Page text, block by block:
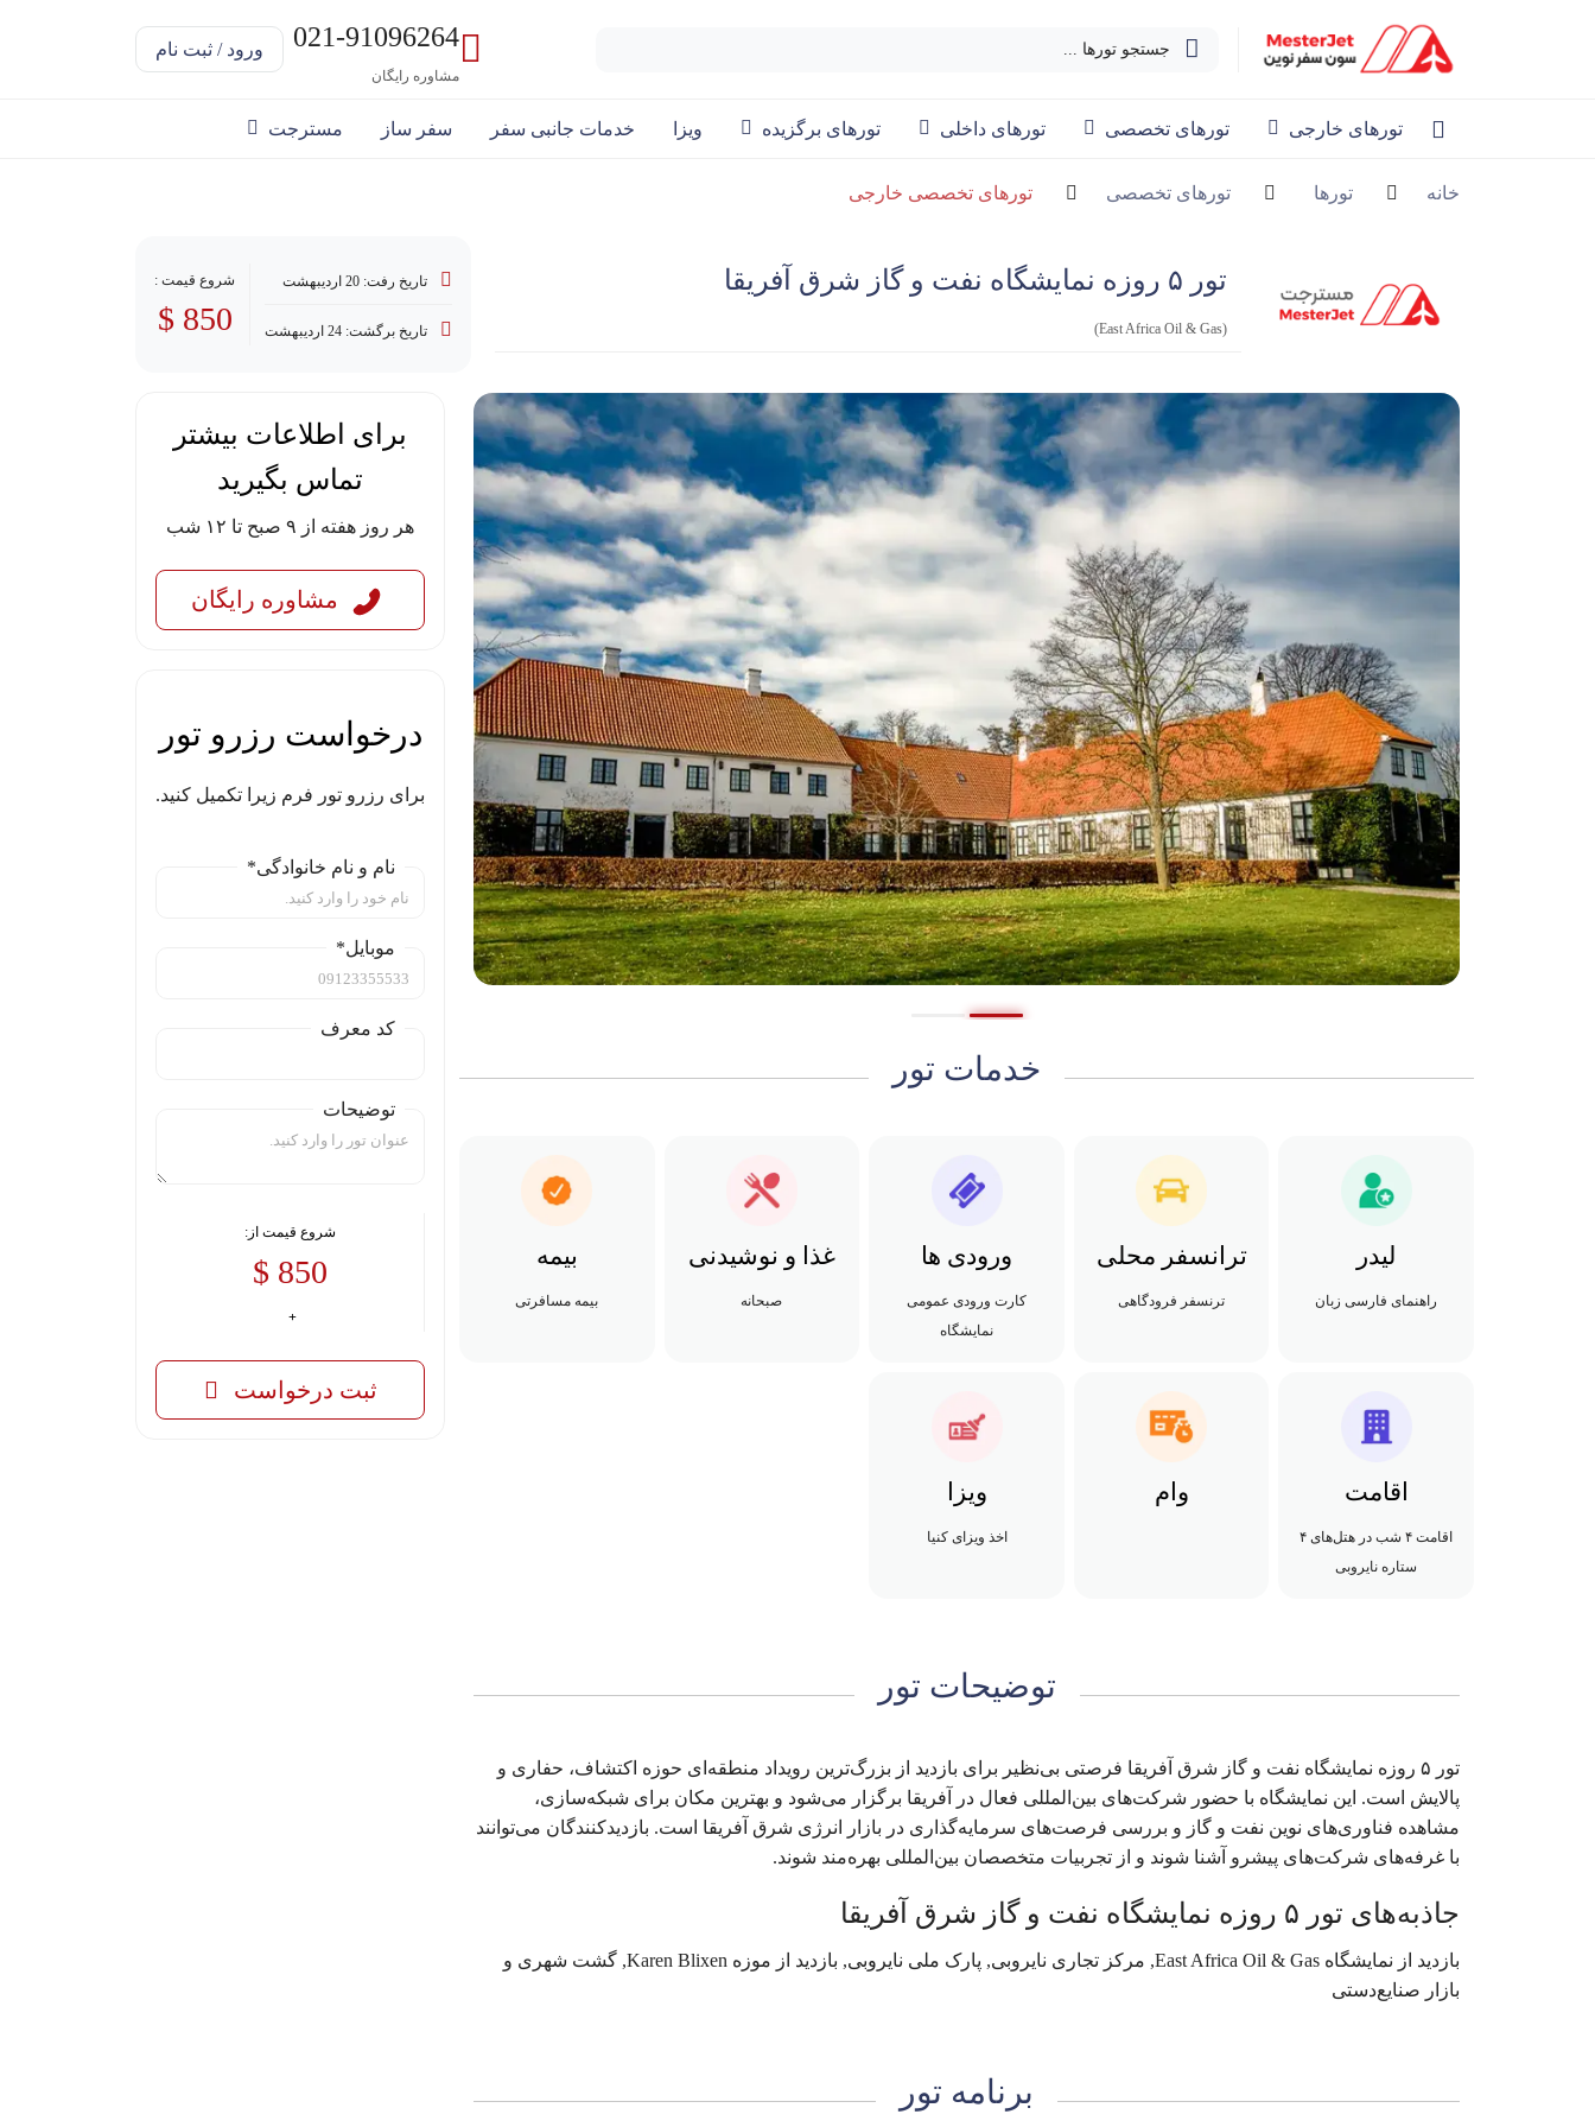
جستجو تورها ... 021-91096264
مشاوره رایگان
ورود / ثبت نام
تورهای خارجی تورهای تخصصی تورهای داخلی تورهای برگزیده ویزا خدمات جانبی سفر سفر ساز مسترجت
خانه تورها تورهای تخصصی تورهای تخصصی خارجی
تور ۵ روزه نمایشگاه نفت و گاز شرق آفریقا
(East Africa Oil & Gas)
تاریخ رفت: 20 اردیبهشت
تاریخ برگشت: 24 اردیبهشت
شروع قیمت :
850 $
خدمات تور
لیدر
راهنمای فارسی زبان
ترانسفر محلی
ترنسفر فرودگاهی
ورودی ها
کارت ورودی عمومی
نمایشگاه
غذا و نوشیدنی
صبحانه
بیمه
بیمه مسافرتی
اقامت
اقامت ۴ شب در هتل‌های ۴
ستاره نایروبی
وام ویزا
اخذ ویزای کنیا
توضیحات تور
تور ۵ روزه نمایشگاه نفت و گاز شرق آفریقا فرصتی بی‌نظیر برای بازدید از بزرگ‌ترین رویداد منطقه‌ای حوزه اکتشاف، حفاری و
پالایش است. این نمایشگاه با حضور شرکت‌های بین‌المللی فعال در آفریقا برگزار می‌شود و بهترین مکان برای شبکه‌سازی،
مشاهده فناوری‌های نوین نفت و گاز و بررسی فرصت‌های سرمایه‌گذاری در بازار انرژی شرق آفریقا است. بازدیدکنندگان می‌توانند
با غرفه‌های شرکت‌های پیشرو آشنا شوند و از تجربیات متخصصان بین‌المللی بهره‌مند شوند.
جاذبه‌های تور ۵ روزه نمایشگاه نفت و گاز شرق آفریقا
بازدید از نمایشگاه East Africa Oil & Gas, مرکز تجاری نایروبی, پارک ملی نایروبی, بازدید از موزه Karen Blixen, گشت شهری و
بازار صنایع‌دستی
برنامه تور
برای اطلاعات بیشتر
تماس بگیرید
هر روز هفته از ۹ صبح تا ۱۲ شب
مشاوره رایگان
درخواست رزرو تور
برای رزرو تور فرم زیرا تکمیل کنید.
نام و نام خانوادگی*
موبایل*
کد معرف
توضیحات
شروع قیمت از:
850 $
ثبت درخواست